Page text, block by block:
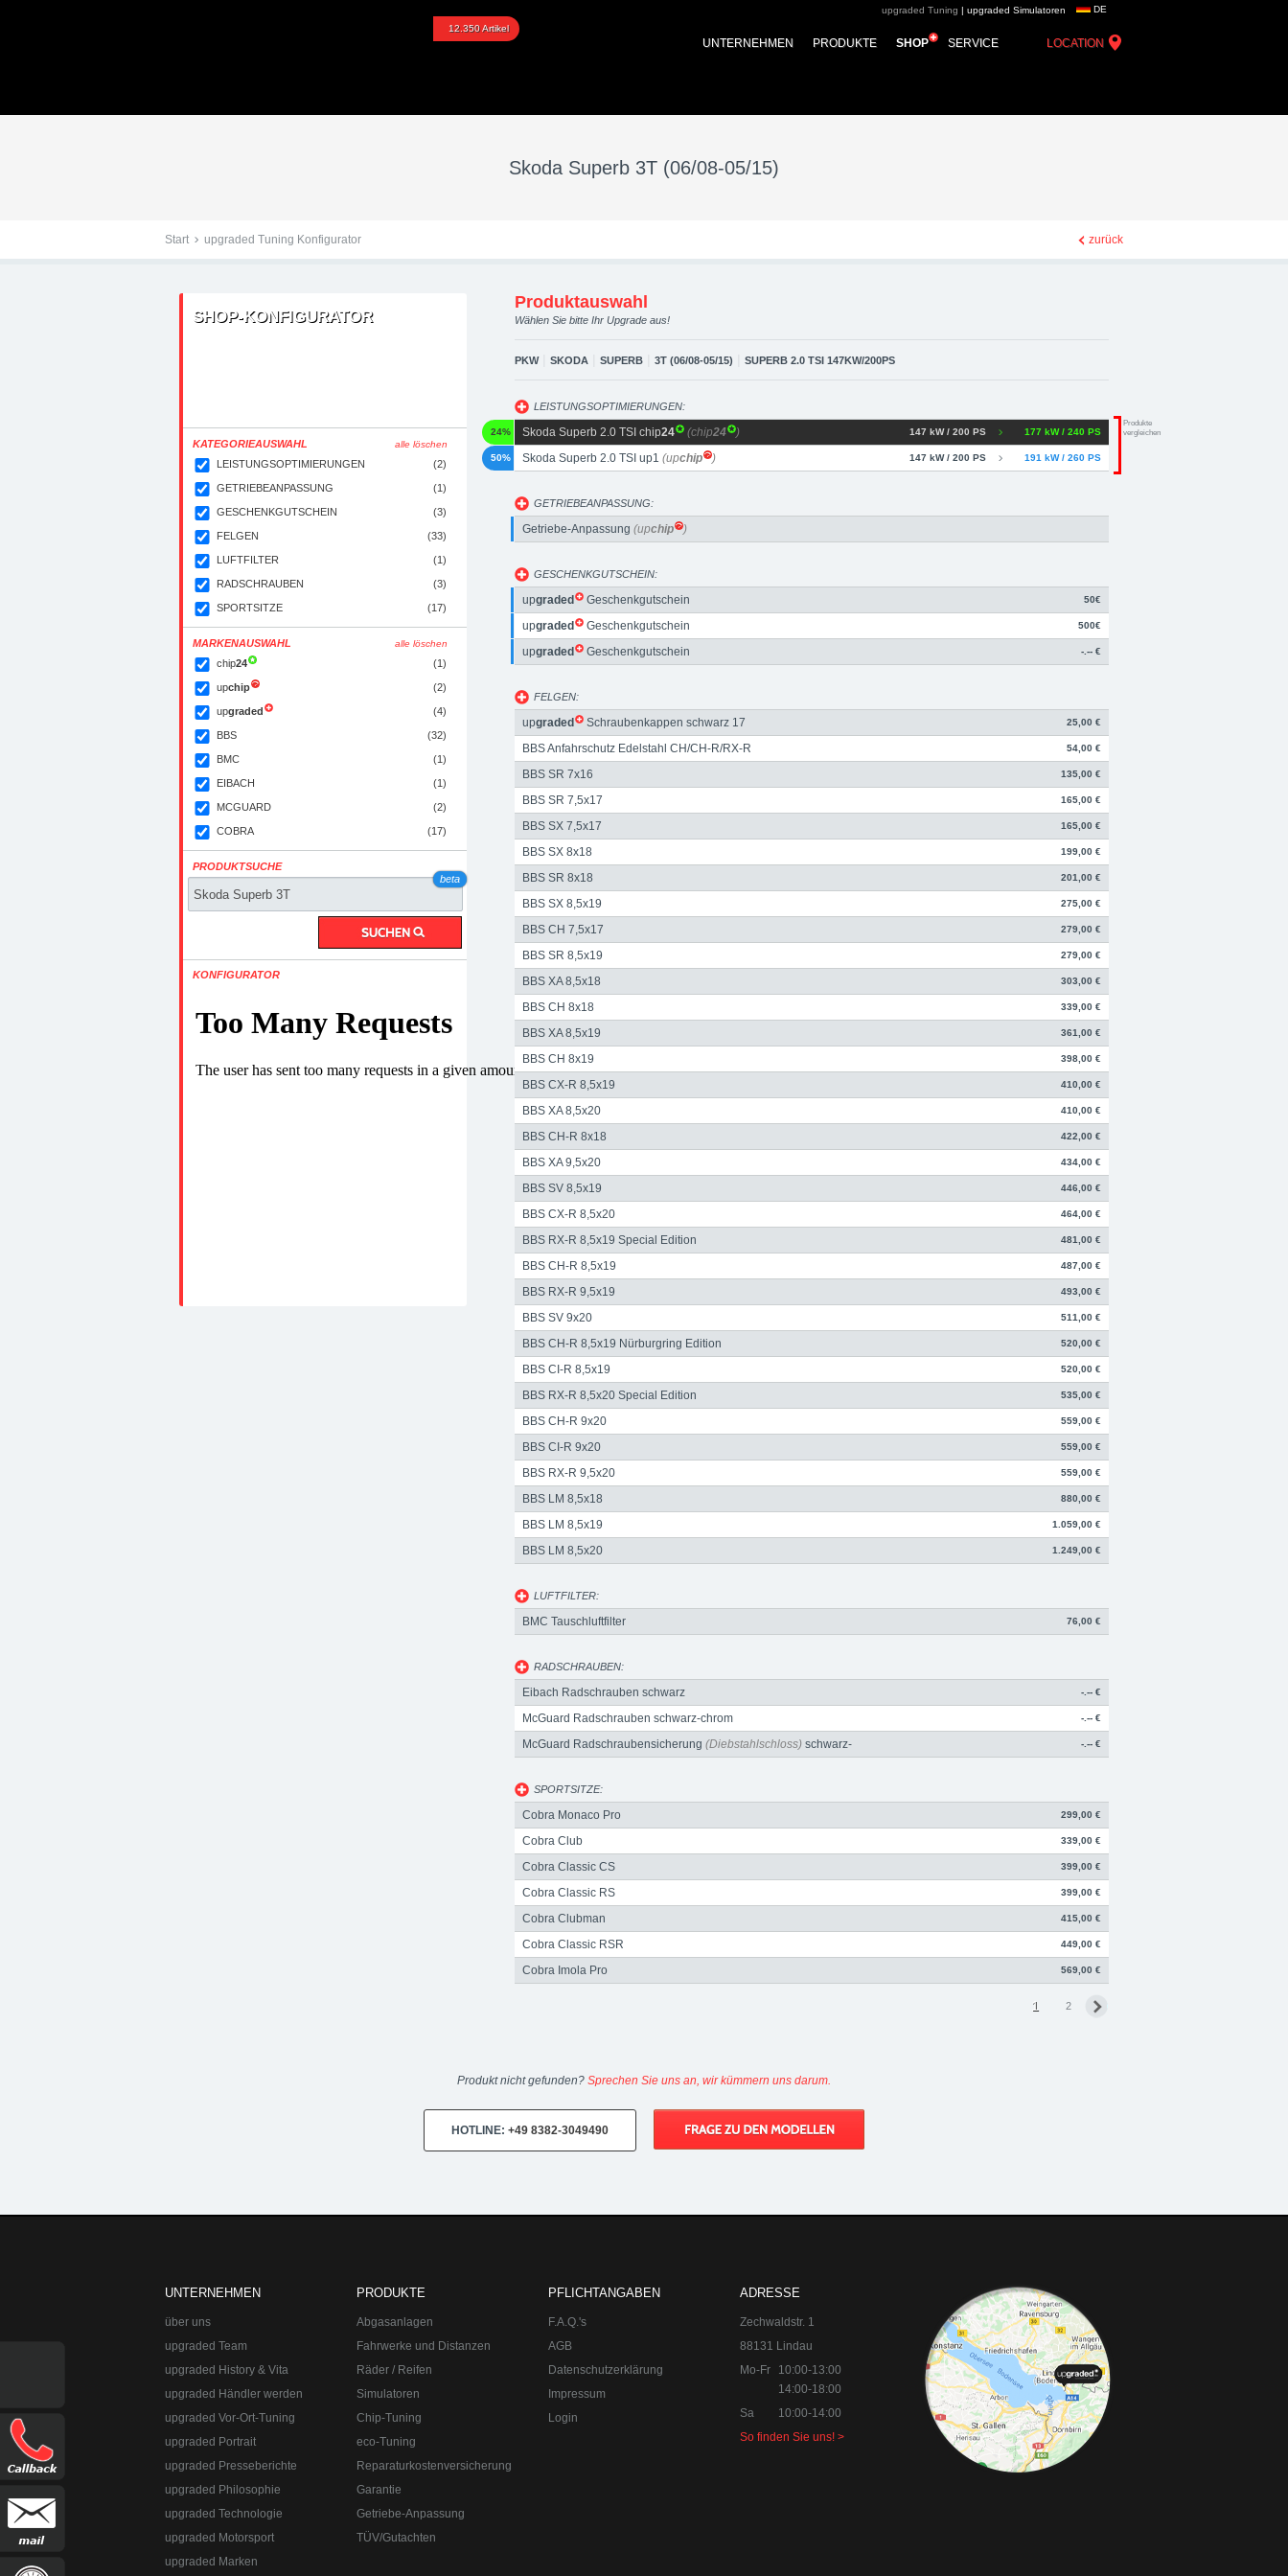
Tuningteile: Skoda Superb 3T (06/08-05/15) upgraded automotive group
12.350 Artikel
DE
LOCATION
SERVICE
SHOP
PRODUKTE
UNTERNEHMEN
upgraded Tuning | upgraded Simulatoren
Skoda Superb 3T (06/08-05/15)
Start upgraded Tuning Konfigurator zurück
SHOP-KONFIGURATOR
KATEGORIEAUSWAHL alle löschen
LEISTUNGSOPTIMIERUNGEN (2)
GETRIEBEANPASSUNG (1)
GESCHENKGUTSCHEIN (3)
FELGEN (33)
LUFTFILTER (1)
RADSCHRAUBEN (3)
SPORTSITZE (17)
MARKENAUSWAHL alle löschen
chip24 (1)
upchip (2)
upgraded (4)
BBS (32)
BMC (1)
EIBACH (1)
MCGUARD (2)
COBRA (17)
PRODUKTSUCHE
beta
KONFIGURATOR
Produktauswahl
Wählen Sie bitte Ihr Upgrade aus!
PKW| SKODA SUPERB 3T (06/08-05/15) SUPERB 2.0 TSI 147KW/200PS
LEISTUNGSOPTIMIERUNGEN:
Produkte
vergleichen
Skoda Superb 2.0 TSI chip24 (chip24 ) 177 kW / 240 PS
147 kW / 200 PS
24%
Skoda Superb 2.0 TSI up1 (upchip ) 191 kW / 260 PS
147 kW / 200 PS
50%
GETRIEBEANPASSUNG:
Getriebe-Anpassung (upchip )
GESCHENKGUTSCHEIN:
upgraded Geschenkgutschein 50€
upgraded Geschenkgutschein 500€
upgraded Geschenkgutschein -.-- €
FELGEN:
upgraded Schraubenkappen schwarz 17 25,00 €
BBS Anfahrschutz Edelstahl CH/CH-R/RX-R 54,00 €
BBS SR 7x16 135,00 €
BBS SR 7,5x17 165,00 €
BBS SX 7,5x17 165,00 €
BBS SX 8x18 199,00 €
BBS SR 8x18 201,00 €
BBS SX 8,5x19 275,00 €
BBS CH 7,5x17 279,00 €
BBS SR 8,5x19 279,00 €
BBS XA 8,5x18 303,00 €
BBS CH 8x18 339,00 €
BBS XA 8,5x19 361,00 €
BBS CH 8x19 398,00 €
BBS CX-R 8,5x19 410,00 €
BBS XA 8,5x20 410,00 €
BBS CH-R 8x18 422,00 €
BBS XA 9,5x20 434,00 €
BBS SV 8,5x19 446,00 €
BBS CX-R 8,5x20 464,00 €
BBS RX-R 8,5x19 Special Edition 481,00 €
BBS CH-R 8,5x19 487,00 €
BBS RX-R 9,5x19 493,00 €
BBS SV 9x20 511,00 €
BBS CH-R 8,5x19 Nürburgring Edition 520,00 €
BBS CI-R 8,5x19 520,00 €
BBS RX-R 8,5x20 Special Edition 535,00 €
BBS CH-R 9x20 559,00 €
BBS CI-R 9x20 559,00 €
BBS RX-R 9,5x20 559,00 €
BBS LM 8,5x18 880,00 €
BBS LM 8,5x19 1.059,00 €
BBS LM 8,5x20 1.249,00 €
LUFTFILTER:
BMC Tauschluftfilter 76,00 €
RADSCHRAUBEN:
Eibach Radschrauben schwarz -.-- €
McGuard Radschrauben schwarz-chrom -.-- €
McGuard Radschraubensicherung (Diebstahlschloss) schwarz-
-.-- €
SPORTSITZE:
Cobra Monaco Pro 299,00 €
Cobra Club 339,00 €
Cobra Classic CS 399,00 €
Cobra Classic RS 399,00 €
Cobra Clubman 415,00 €
Cobra Classic RSR 449,00 €
Cobra Imola Pro 569,00 €
1 2
Produkt nicht gefunden? Sprechen Sie uns an, wir kümmern uns darum.
HOTLINE: +49 8382-3049490
Telefon:
+49 49 8382-3049491
upgraded Automotive Group - das Original aus Lindau am Bodensee. Der Spezialist für Chiptuning, Kraftstoffoptimierungen, Felgen, Fahrwerke,
Straße:Lange Straße 51 48529 Nordhorn
UNTERNEHMEN
über uns
upgraded Team
upgraded History & Vita
upgraded Händler werden
upgraded Vor-Ort-Tuning
upgraded Portrait
upgraded Presseberichte
upgraded Philosophie
upgraded Technologie
upgraded Motorsport
upgraded Marken
PRODUKTE
Abgasanlagen
Fahrwerke und Distanzen
Räder / Reifen
Simulatoren
Chip-Tuning
eco-Tuning
Reparaturkostenversicherung
Garantie
Getriebe-Anpassung
TÜV/Gutachten
PFLICHTANGABEN
F.A.Q.'s
AGB
Datenschutzerklärung
Impressum
Login
ADRESSE
Zechwaldstr. 1
88131 Lindau
Mo-Fr
10:00-13:00
14:00-18:00
Sa
10:00-14:00
So finden Sie uns! >